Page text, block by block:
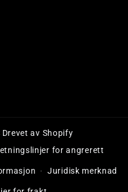
Drevet av Shopify
for angrerett
Juridisk merknad